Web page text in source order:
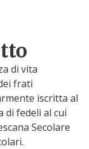
di vita
frati
iscritta al
di fedeli al cui
Secolare